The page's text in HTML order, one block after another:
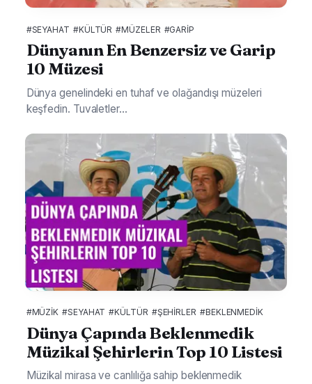
#SEYAHAT #KÜLTÜR #MÜZELER #GARIP
Dünyanın En Benzersiz ve Garip
10 Müzesi
Dünya genelindeki en tuhaf ve olağandışı müzeleri
keşfedin. Tuvaletler...
#MÜZIK #SEYAHAT #KÜLTÜR #ŞEHIRLER #BEKLENMEDIK
Dünya Çapında Beklenmedik
Müzikal Şehirlerin Top 10 Listesi
Müzikal mirasa ve canlılığa sahip beklenmedik